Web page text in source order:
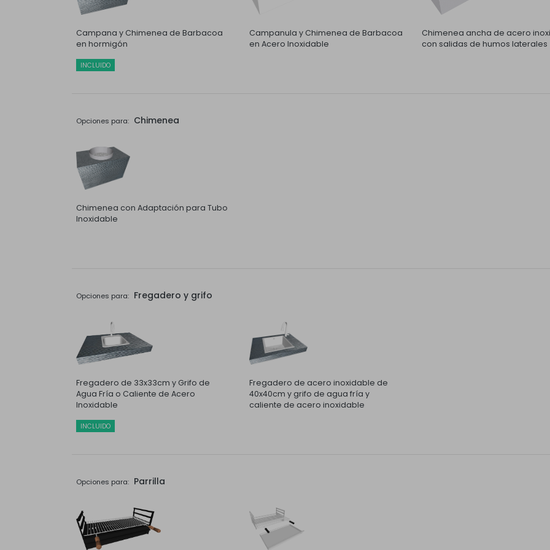
Campana y Chimenea de Barbacoa
en hormigón
INCLUIDO
Campanula y Chimenea de Barbacoa
en Acero Inoxidable
Chimenea ancha de acero
con salidas de humos laterales
Opciones para: Chimenea
Chimenea con Adaptación para Tubo
Inoxidable
Opciones para: Fregadero y grifo
Fregadero de 33x33cm y Grifo de
Agua Fría o Caliente de Acero
Inoxidable
INCLUIDO
Fregadero de acero inoxidable de
40x40cm y grifo de agua fría y
caliente de acero inoxidable
Opciones para: Parrilla